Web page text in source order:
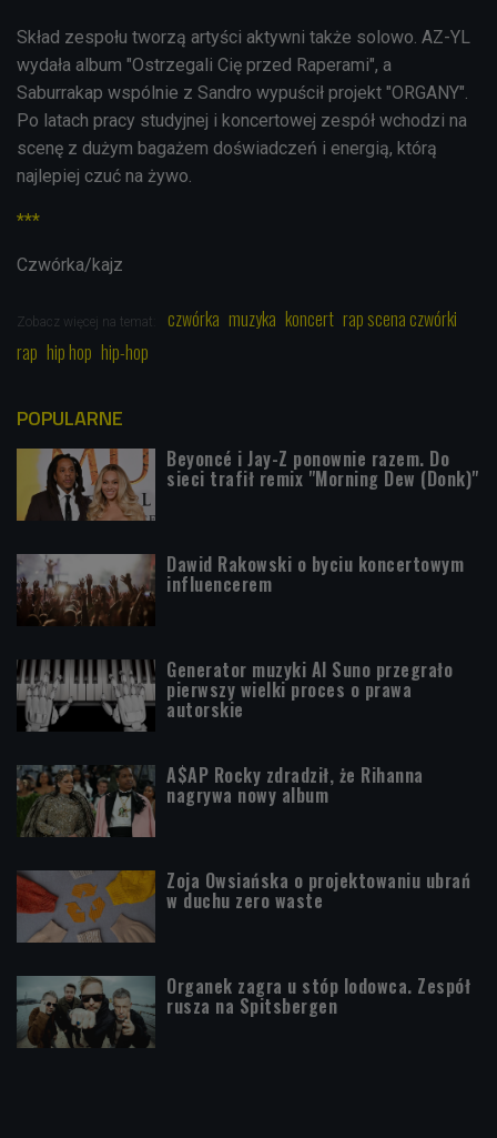
Skład zespołu tworzą artyści aktywni także solowo. AZ-YL
wydała album "Ostrzegali Cię przed Raperami", a
Saburrakap wspólnie z Sandro wypuścił projekt "ORGANY".
Po latach pracy studyjnej i koncertowej zespół wchodzi na
scenę z dużym bagażem doświadczeń i energią, którą
najlepiej czuć na żywo.
***
Czwórka/kajz
Zobacz więcej na temat: czwórka muzyka koncert rap scena czwórki
rap hip hop hip-hop
POPULARNE
Beyoncé i Jay-Z ponownie razem. Do
sieci trafił remix "Morning Dew (Donk)"
Dawid Rakowski o byciu koncertowym
influencerem
Generator muzyki AI Suno przegrało
pierwszy wielki proces o prawa
autorskie
A$AP Rocky zdradził, że Rihanna
nagrywa nowy album
Zoja Owsiańska o projektowaniu ubrań
w duchu zero waste
Organek zagra u stóp lodowca. Zespół
rusza na Spitsbergen